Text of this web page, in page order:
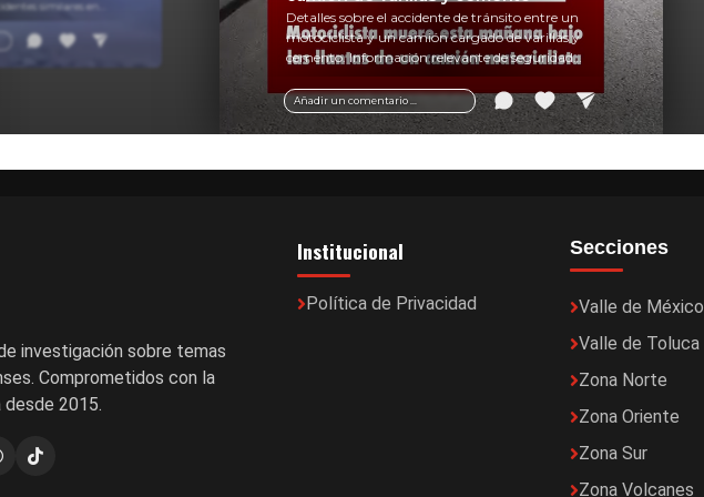
Añadir un comentario ...
Detalles sobre el accidente de tránsito entre un
motociclista y un camión cargado de varillas y
cemento. Información relevante de seguridad
vial y recomendaciones para motociclistas.
similares en
sucesos.
investigación sobre temas
Comprometidos con la
2015.
Institucional
Política de Privacidad
Secciones
Valle de México
Valle de Toluca
Zona Norte
Zona Oriente
Zona Sur
Zona Volcanes